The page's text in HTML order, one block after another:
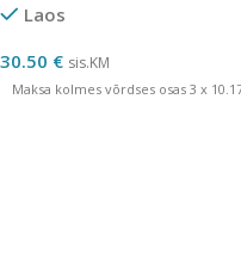
Laos
30.50 € sis.KM
Maksa kolmes võrdses osas 3 x